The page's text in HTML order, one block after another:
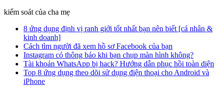
kiểm soát của cha mẹ
8 ứng dụng định vị ranh giới tốt nhất bạn nên biết [cá nhân &
kinh doanh]
Cách tìm người đã xem hồ sơ Facebook của bạn
Instagram có thông báo khi bạn chụp màn hình không?
Tài khoản WhatsApp bị hack? Hướng dẫn phục hồi toàn diện
Top 8 ứng dụng theo dõi sử dụng điện thoại cho Android và
iPhone